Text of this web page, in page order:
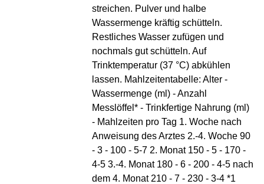
streichen. Pulver und halbe
Wassermenge kräftig schütteln.
Restliches Wasser zufügen und
nochmals gut schütteln. Auf
Trinktemperatur (37 °C) abkühlen
lassen. Mahlzeitentabelle: Alter -
Wassermenge (ml) - Anzahl
Messlöffel* - Trinkfertige Nahrung (ml)
- Mahlzeiten pro Tag 1. Woche nach
Anweisung des Arztes 2.-4. Woche 90
- 3 - 100 - 5-7 2. Monat 150 - 5 - 170 -
4-5 3.-4. Monat 180 - 6 - 200 - 4-5 nach
dem 4. Monat 210 - 7 - 230 - 3-4 *1